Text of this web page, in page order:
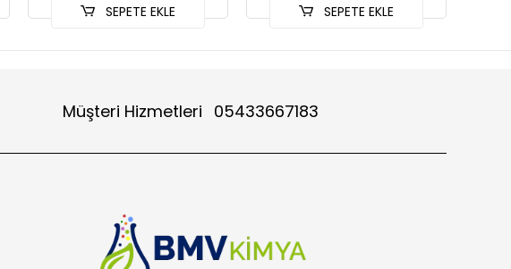
SEPETE EKLE SEPETE EKLE
Müşteri Hizmetleri 05433667183